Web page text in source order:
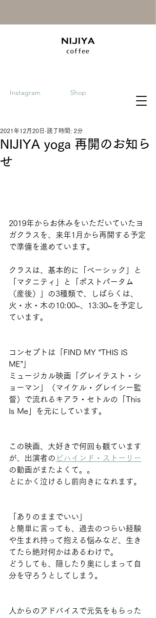
Instagram Shop
NIJIYA yoga 再開のお知ら
せ
2021年12月20日 読了時間: 2分
2019年からお休みをいただいていたヨ
ガクラスを、来年1月から再開する予定
で準備を進めています。
クラスは、基本的に「ベーシック」と
「マタニティ」と「ポストパータム
（産後）」の3種類で、しばらくは、
火・水・木の10:00~、13:30~を予定し
ています。
コンセプトは「FIND MY “THIS IS
ME”」
ミュージカル映画「グレイテスト・シ
ョーマン」（マイケル・グレイシー監
督）で流れるキアラ・セトルの「This
Is Me」を元にしています。
この映画、大好きで何回も観ています
が、出演者の ビハインド・ストーリー
の動画がまたよくて。。
とにかく泣けるし前向きになれます。
「ありのままでいい」
と簡単に言っても、過去のつらい経験
や生まれ持って抱える悩みなど、生き
てたら絶対何かはあるわけで。
どうしても、隠したり奥にしまって自
分を守ろうとしてしまう。
人からのアドバイスで元気をもらった